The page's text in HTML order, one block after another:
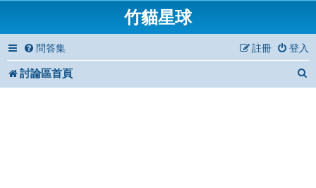
竹貓星球
問答集 登入
註冊
討論區首頁